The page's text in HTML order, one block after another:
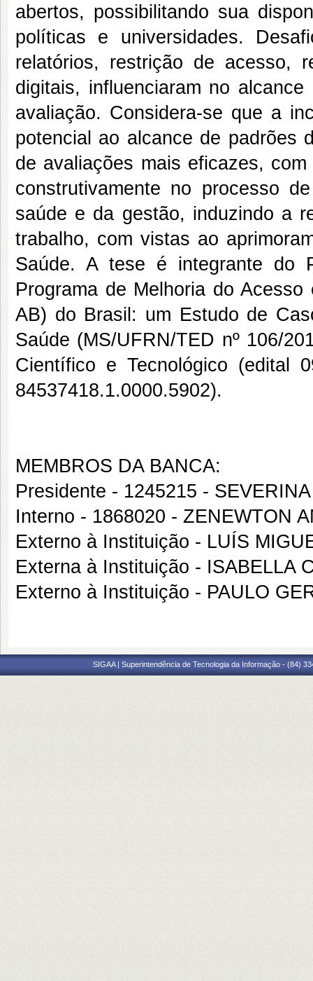
abertos, possibilitando sua
políticas e universidades.
relatórios, restrição de acesso,
digitais, influenciaram no
avaliação. Considera-se que a
potencial ao alcance de padrões
de avaliações mais eficazes,
construtivamente no processo
saúde e da gestão, induzindo a
trabalho, com vistas ao
Saúde. A tese é integrante do
Programa de Melhoria do
AB) do Brasil: um Estudo de
Saúde (MS/UFRN/TED nº 106/
Científico e Tecnológico (edital
84537418.1.0000.5902).
MEMBROS DA BANCA:
Presidente - 1245215 -
Interno - 1868020 - ZENEWTON
Externo à Instituição - LUÍS
Externa à Instituição - ISABELLA
Externo à Instituição - PAULO
SIGAA | Superintendência de Tecnologia da Informação - (84)